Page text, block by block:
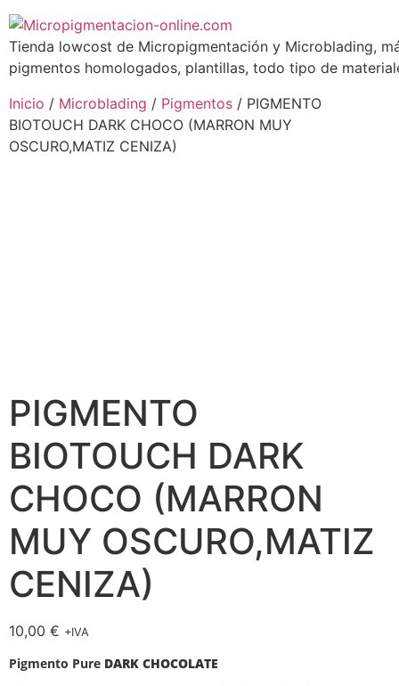
Tienda lowcost de Micropigmentación y Microblading,
pigmentos homologados, plantillas, todo tipo de
Inicio / Microblading / Pigmentos / PIGMENTO
BIOTOUCH DARK CHOCO (MARRON MUY
OSCURO,MATIZ CENIZA)
PIGMENTO
BIOTOUCH DARK
CHOCO (MARRON
MUY OSCURO,MATIZ
CENIZA)
10,00 € +IVA
Pigmento Pure DARK CHOCOLATE